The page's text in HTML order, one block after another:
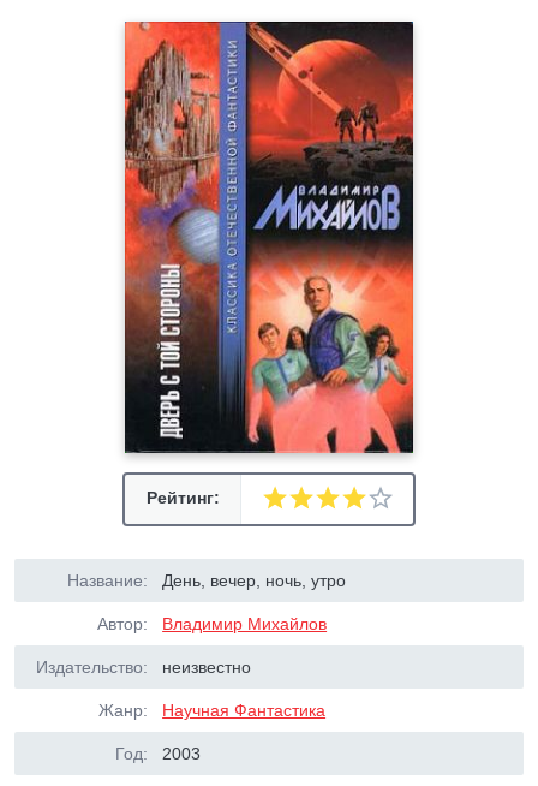
Рейтинг:
Название: День, вечер, ночь, утро
Автор: Владимир Михайлов
Издательство: неизвестно
Жанр: Научная Фантастика
Год: 2003